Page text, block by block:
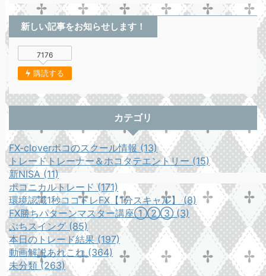
新しい記事をお知らせします！
7176
購読する
カテゴリ
FX-cloverポコのスクール情報 (13)
トレードトレーナー＆ホコタテエントリー (15)
新NISA (11)
ポコニカルトレード (171)
環境認識1秒ココトレFX【1分スキャル】 (8)
FX勝ちパターンマスター講座①②③ (3)
ぷちスイング (85)
本日のトレード結果 (197)
動画解説あれこれ (364)
未分類 (263)